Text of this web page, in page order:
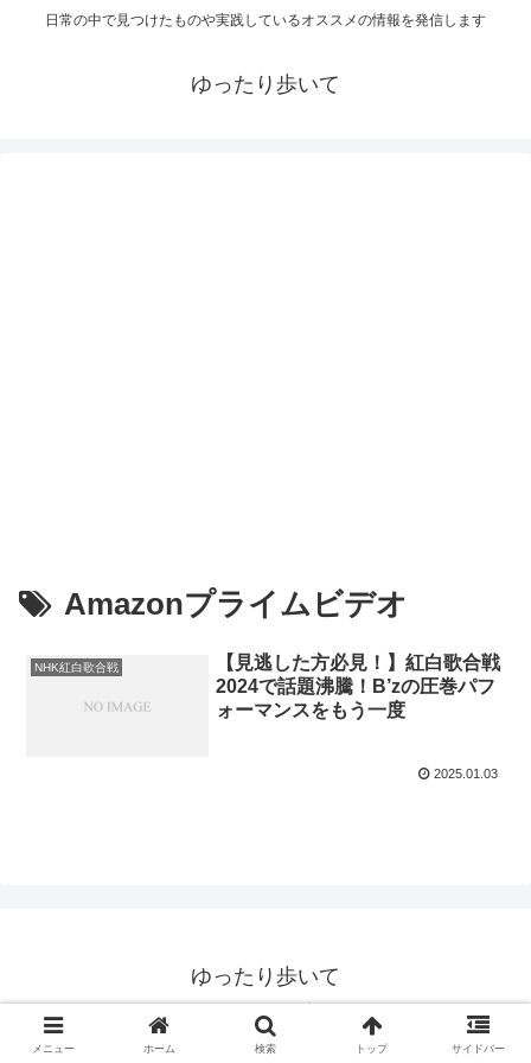
日常の中で見つけたものや実践しているオススメの情報を発信します
ゆったり歩いて
Amazonプライムビデオ
NHK紅白歌合戦
【見逃した方必見！】紅白歌合戦
2024で話題沸騰！B’zの圧巻パフ
ォーマンスをもう一度
2025.01.03
ゆったり歩いて
メニュー ホーム 検索 トップ サイドバー